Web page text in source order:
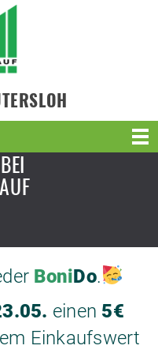
BoniDo.
.05. einen 5€
Einkaufswert